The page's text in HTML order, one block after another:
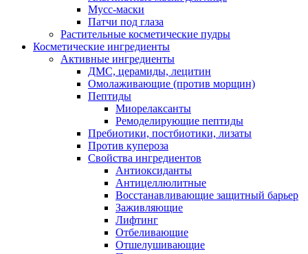
Мусс-маски
Патчи под глаза
Растительные косметические пудры
Косметические ингредиенты
Активные ингредиенты
ДМС, церамиды, лецитин
Омолаживающие (против морщин)
Пептиды
Миорелаксанты
Ремоделирующие пептиды
Пребиотики, постбиотики, лизаты
Против купероза
Свойства ингредиентов
Антиоксиданты
Антицеллюлитные
Восстанавливающие защитный барьер
Заживляющие
Лифтинг
Отбеливающие
Отшелушивающие